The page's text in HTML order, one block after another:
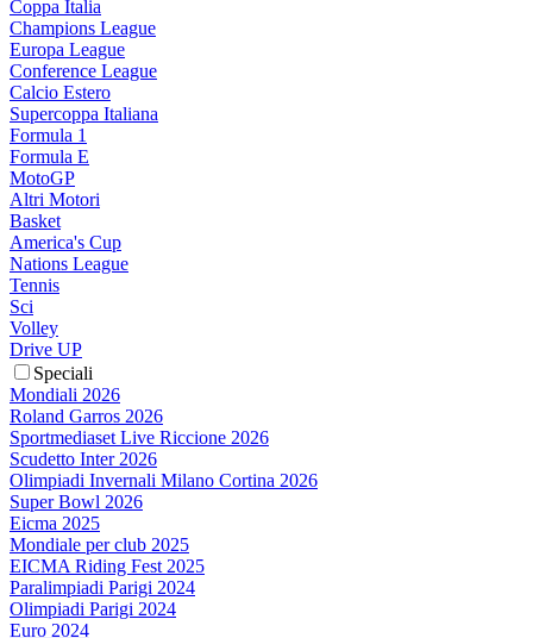
Coppa Italia
Champions League
Europa League
Conference League
Calcio Estero
Supercoppa Italiana
Formula 1
Formula E
MotoGP
Altri Motori
Basket
America's Cup
Nations League
Tennis
Sci
Volley
Drive UP
Speciali
Mondiali 2026
Roland Garros 2026
Sportmediaset Live Riccione 2026
Scudetto Inter 2026
Olimpiadi Invernali Milano Cortina 2026
Super Bowl 2026
Eicma 2025
Mondiale per club 2025
EICMA Riding Fest 2025
Paralimpiadi Parigi 2024
Olimpiadi Parigi 2024
Euro 2024